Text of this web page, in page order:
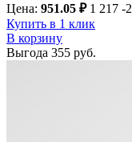
Цена: 951.05 ₽ 1 217 -
Купить в 1 клик
В корзину
Выгода 355 руб.